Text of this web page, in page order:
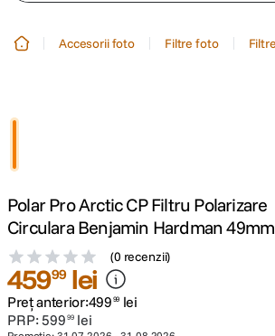
4 peak design
lavaliera
6. canon sx740 hs
Accesorii foto Filtre foto
Polar Pro Arctic CP Filtru Polarizare
Circulara Benjamin Hardman 49mm
(0 recenzii)
45999 lei
Preț anterior:499 99 lei
PRP:599 99 lei